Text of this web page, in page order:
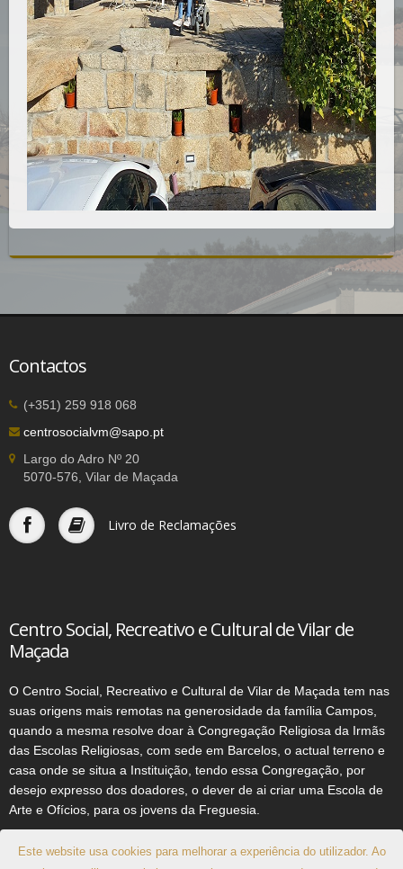
Contactos
(+351) 259 918 068
centrosocialvm@sapo.pt
Largo do Adro Nº 20
5070-576, Vilar de Maçada
Livro de Reclamações
Centro Social, Recreativo e Cultural de Vilar de
Maçada
O Centro Social, Recreativo e Cultural de Vilar de Maçada tem nas
suas origens mais remotas na generosidade da família Campos,
quando a mesma resolve doar à Congregação Religiosa da Irmãs
das Escolas Religiosas, com sede em Barcelos, o actual terreno e
casa onde se situa a Instituição, tendo essa Congregação, por
desejo expresso dos doadores, o dever de ai criar uma Escola de
Arte e Ofícios, para os jovens da Freguesia.
© 2026Centro Social, Recreativo e Cultural de Vilar de Maçada
Este website usa cookies para melhorar a experiência do utilizador. Ao